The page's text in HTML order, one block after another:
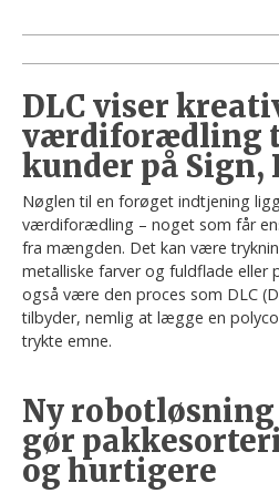
DLC viser
værdiforædling
kunder på Sign,
Nøglen til en forøget indtjening
værdiforædling – noget som får
fra mængden. Det kan være
metalliske farver og fuldflade eller
også være den proces som DLC
tilbyder, nemlig at lægge en
trykte emne.
Ny
gør
og hurtigere